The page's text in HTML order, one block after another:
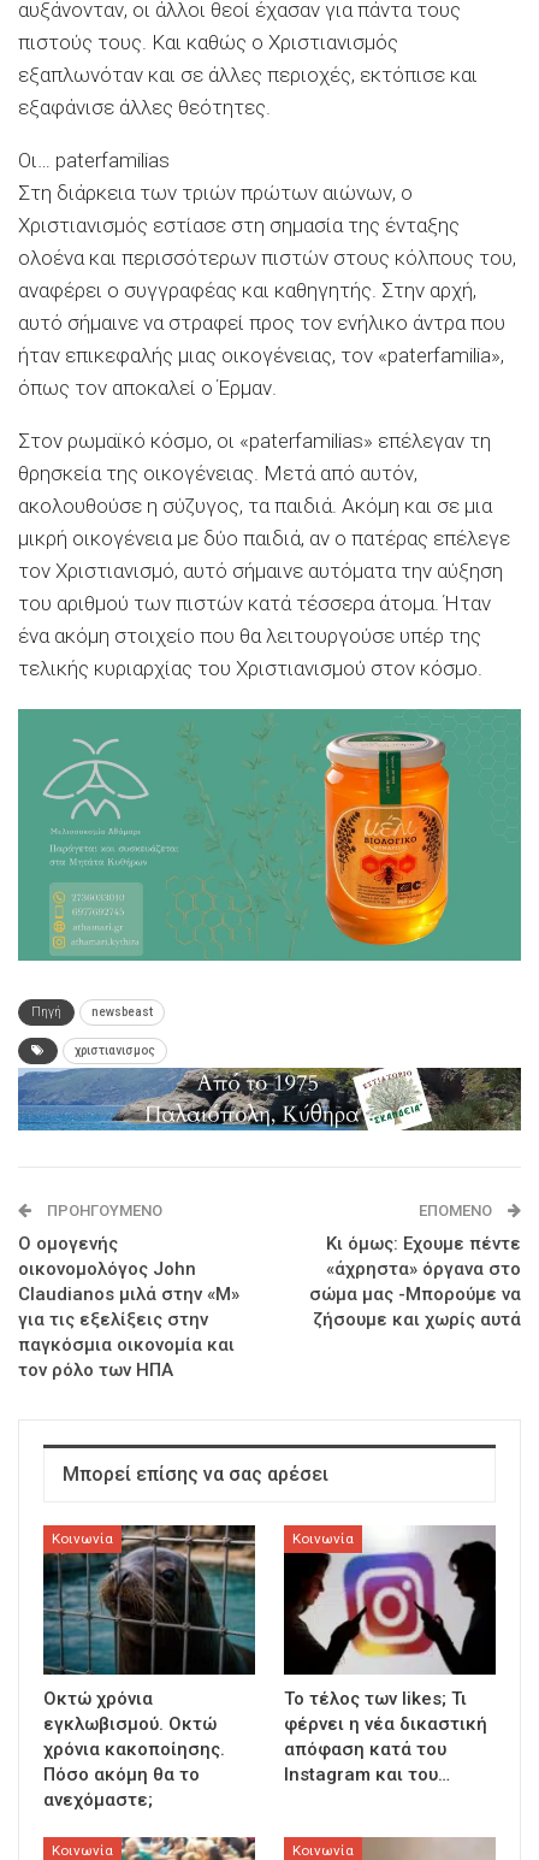
αυξάνονταν, οι άλλοι θεοί έχασαν για πάντα τους
πιστούς τους. Και καθώς ο Χριστιανισμός
εξαπλωνόταν και σε άλλες περιοχές, εκτόπισε και
εξαφάνισε άλλες θεότητες.
Οι… paterfamilias
Στη διάρκεια των τριών πρώτων αιώνων, ο
Χριστιανισμός εστίασε στη σημασία της ένταξης
ολοένα και περισσότερων πιστών στους κόλπους του,
αναφέρει ο συγγραφέας και καθηγητής. Στην αρχή,
αυτό σήμαινε να στραφεί προς τον ενήλικο άντρα που
ήταν επικεφαλής μιας οικογένειας, τον «paterfamilia»,
όπως τον αποκαλεί ο Έρμαν.
Στον ρωμαϊκό κόσμο, οι «paterfamilias» επέλεγαν τη
θρησκεία της οικογένειας. Μετά από αυτόν,
ακολουθούσε η σύζυγος, τα παιδιά. Ακόμη και σε μια
μικρή οικογένεια με δύο παιδιά, αν ο πατέρας επέλεγε
τον Χριστιανισμό, αυτό σήμαινε αυτόματα την αύξηση
του αριθμού των πιστών κατά τέσσερα άτομα. Ήταν
ένα ακόμη στοιχείο που θα λειτουργούσε υπέρ της
τελικής κυριαρχίας του Χριστιανισμού στον κόσμο.
Πηγή newsbeast
χριστιανισμος
ΠΡΟΗΓΟΎΜΕΝΟ
O ομογενής
οικονομολόγος John
Claudianos μιλά στην «Μ»
για τις εξελίξεις στην
παγκόσμια οικονομία και
τον ρόλο των ΗΠΑ
ΕΠΌΜΕΝΟ
Κι όμως: Εχουμε πέντε
«άχρηστα» όργανα στο
σώμα μας -Μπορούμε να
ζήσουμε και χωρίς αυτά
Μπορεί επίσης να σας αρέσει
Κοινωνία
Οκτώ χρόνια
εγκλωβισμού. Οκτώ
χρόνια κακοποίησης.
Πόσο ακόμη θα το
ανεχόμαστε;
Κοινωνία
To τέλος των likes; Τι
φέρνει η νέα δικαστική
απόφαση κατά του
Instagram και του…
Κοινωνία Κοινωνία